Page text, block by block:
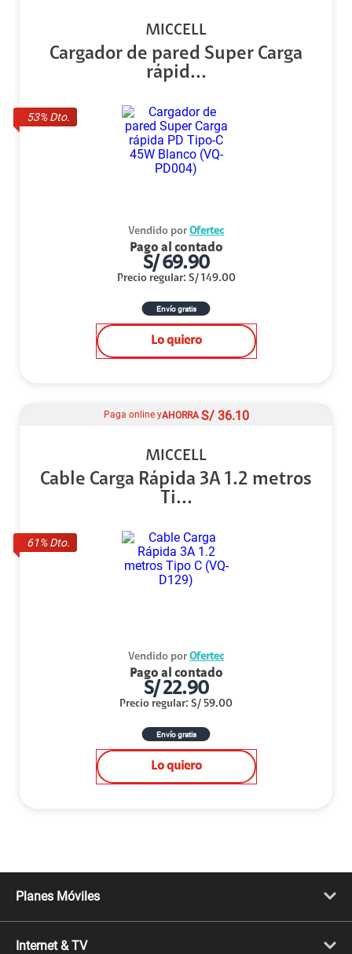
53% Dto.
MICCELL
Cargador de pared Super Carga
rápid...
Vendido por Ofertec
Pago al contado
S/69.90
Precio regular: S/ 149.00
Envío gratis
Lo quiero
61% Dto.
Paga online yAHORRA S/ 36.10
MICCELL
Cable Carga Rápida 3A 1.2 metros
Ti...
Vendido por Ofertec
Pago al contado
S/22.90
Precio regular: S/ 59.00
Envío gratis
Lo quiero
Planes Móviles
Línea Nueva
Internet & TV